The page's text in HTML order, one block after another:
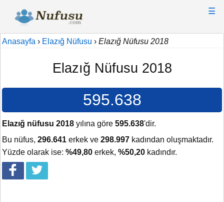
☰
Anasayfa › Elazığ Nüfusu › Elazığ Nüfusu 2018
Elazığ Nüfusu 2018
595.638
Elazığ nüfusu 2018 yılına göre 595.638'dir.
Bu nüfus, 296.641 erkek ve 298.997 kadından oluşmaktadır.
Yüzde olarak ise: %49,80 erkek, %50,20 kadındır.